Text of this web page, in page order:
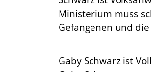
Ministerium muss
Gefangenen und
Gaby Schwarz ist